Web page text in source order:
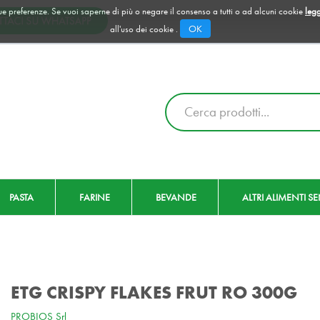
Se vuoi saperne di più o negare il consenso a tutti o ad alcuni cookie
all'uso dei cookie .
OK
Cerca
Prodotto
PASTA FARINE BEVANDE ALTRI ALIMENTI
ETG CRISPY FLAKES FRUT RO 300G
PROBIOS Srl